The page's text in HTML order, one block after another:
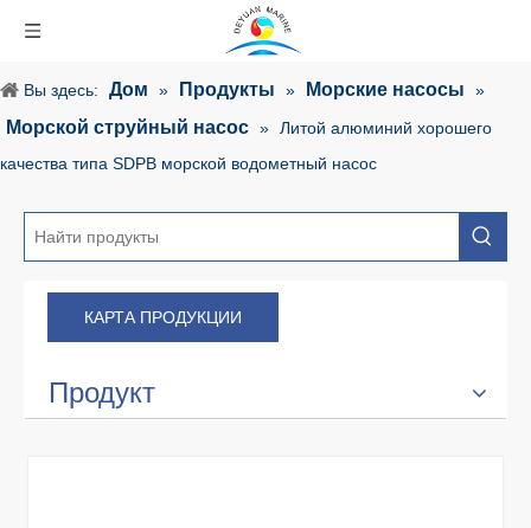
Вы здесь: Дом » Продукты » Морские насосы »
Морской струйный насос » Литой алюминий хорошего
качества типа SDPB морской водометный насос
КАРТА ПРОДУКЦИИ
Продукт